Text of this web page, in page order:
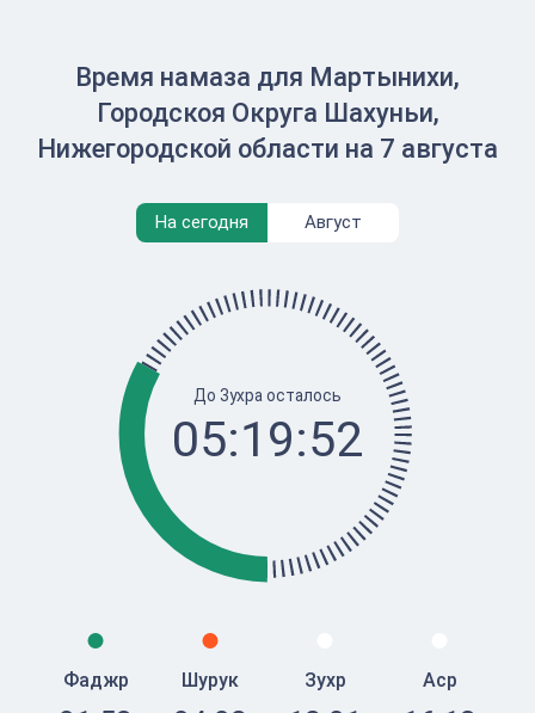
Время намаза для Мартынихи,
Городскоя Округа Шахуньи,
Нижегородской области на 7 августа
На сегодня Август
До Зухра осталось
05:19:52
Фаджр Шурук Зухр Аср